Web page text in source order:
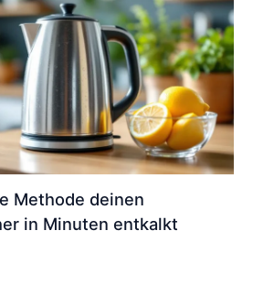
Methode deinen
in Minuten entkalkt